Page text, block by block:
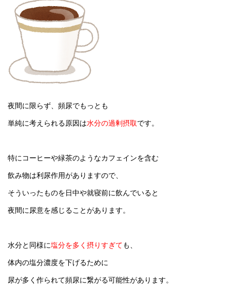
夜間に限らず、頻尿でもっとも
単純に考えられる原因は水分の過剰摂取です。
特にコーヒーや緑茶のようなカフェインを含む
飲み物は利尿作用がありますので、
そういったものを日中や就寝前に飲んでいると
夜間に尿意を感じることがあります。
水分と同様に塩分を多く摂りすぎても、
体内の塩分濃度を下げるために
尿が多く作られて頻尿に繋がる可能性があります。